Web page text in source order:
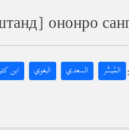
ононро
المُيسَّر السعدي البغوي ابن